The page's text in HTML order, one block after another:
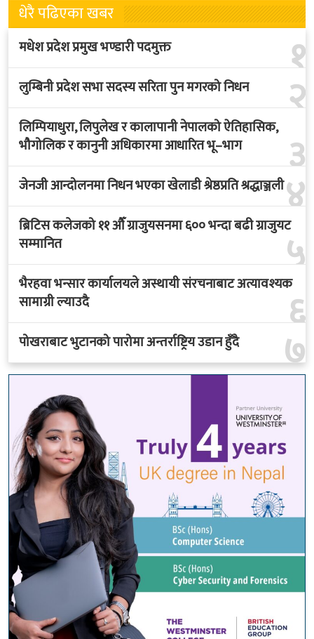
धेरै पढिएका खबर
१
मधेश प्रदेश प्रमुख भण्डारी पदमुक्त
२
लुम्बिनी प्रदेश सभा सदस्य सरिता पुन मगरको निधन
३
लिम्पियाधुरा, लिपुलेख र कालापानी नेपालको ऐतिहासिक,
भौगोलिक र कानुनी अधिकारमा आधारित भू–भाग
४
जेनजी आन्दोलनमा निधन भएका खेलाडी श्रेष्ठप्रति श्रद्धाञ्जली
५
ब्रिटिस कलेजको ११ औँ ग्राजुयसनमा ६०० भन्दा बढी ग्राजुयट
सम्मानित
६
भैरहवा भन्सार कार्यालयले अस्थायी संरचनाबाट अत्यावश्यक
सामाग्री ल्याउदै
७
पोखराबाट भुटानको पारोमा अन्तर्राष्ट्रिय उडान हुँदै